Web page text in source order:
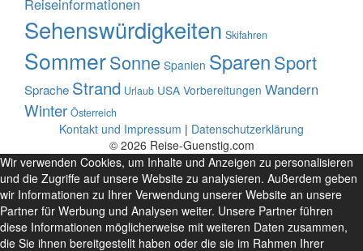
Sehenswürdigkeiten Skifahren
SommerSonne Spanien SparenSport
Sprache Strand Urlaub USA Vorbereitungen Wandern
Winter Österreich
Kontakt und Impressum | Datenschutzerklärung
© 2026 Reise-Guenstig.com
Wir verwenden Cookies, um Inhalte und Anzeigen zu personalisieren
und die Zugriffe auf unsere Website zu analysieren. Außerdem geben
wir Informationen zu Ihrer Verwendung unserer Website an unsere
Partner für Werbung und Analysen weiter. Unsere Partner führen
diese Informationen möglicherweise mit weiteren Daten zusammen,
die Sie ihnen bereitgestellt haben oder die sie im Rahmen Ihrer